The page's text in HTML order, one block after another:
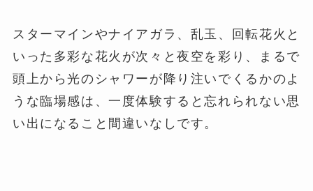
スターマインやナイアガラ、乱玉、回転花火と
いった多彩な花火が次々と夜空を彩り、まるで
頭上から光のシャワーが降り注いでくるかのよ
うな臨場感は、一度体験すると忘れられない思
い出になること間違いなしです。